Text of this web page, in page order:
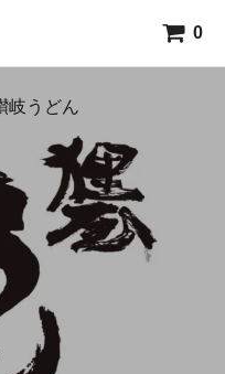
0
岐うどん